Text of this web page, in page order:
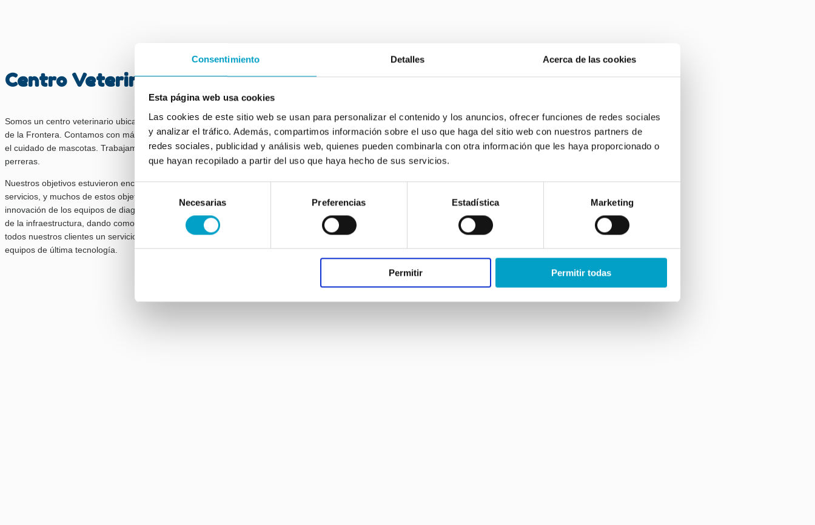
Consentimiento Detalles Acerca de las cookies
Esta página web usa cookies
Las cookies de este sitio web se usan para personalizar el contenido y los anuncios, ofrecer funciones de redes sociales
y analizar el tráfico. Además, compartimos información sobre el uso que haga del sitio web con nuestros partners de
redes sociales, publicidad y análisis web, quienes pueden combinarla con otra información que les haya proporcionado o
que hayan recopilado a partir del uso que haya hecho de sus servicios.
Selección
consentimiento
Necesarias Preferencias Estadística Marketing
Permitir Permitir todas
Centro Veterinario Córdoba
Somos un centro veterinario ubicado en la calle Córdoba de Jerez
de la Frontera. Contamos con más de diez años de experiencia en
el cuidado de mascotas. Trabajamos con asociaciones animales y
perreras.
Nuestros objetivos estuvieron encaminados a mejorar en todos sus
servicios, y muchos de estos objetivos se han logrado, como la
innovación de los equipos de diagnóstico, cirugía, y la adecuación
de la infraestructura, dando como resultado el poder ofrecer a
todos nuestros clientes un servicio de calidad. Contamos con
equipos de última tecnología.